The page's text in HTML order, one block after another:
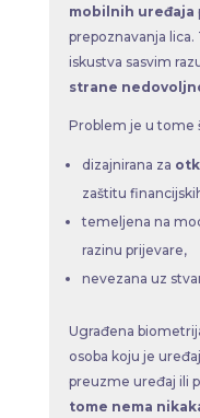
mobilnih uređaja
prepoznavanja
iskustva sasvim
strane
Problem je u tome
dizajnirana za
zaštitu
temeljena na
razinu prijevare,
nevezana uz
Ugrađena
osoba koju je
preuzme uređaj ili
tome nema